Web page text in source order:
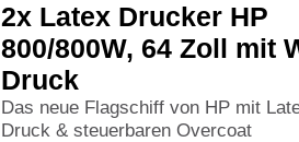
2x Latex Drucker HP
800/800W, 64 Zoll mit
Druck
Das neue Flagschiff von HP mit
Druck & steuerbaren Overcoat